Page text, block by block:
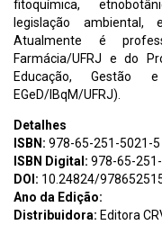
fitoquímica,
legislação ambiental,
Atualmente é
Farmácia/UFRJ e do
Educação, Gestão
EGeD/IBqM/UFRJ).
Detalhes
ISBN: 978-65-251-5021-5
ISBN Digital: 978-65-
DOI: 10.24824/
Ano da Edição:
Distribuidora: Editora